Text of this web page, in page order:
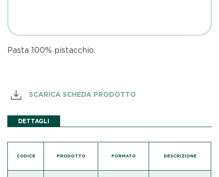
Pasta 100% pistacchio.
SCARICA SCHEDA PRODOTTO
DETTAGLI
CODICE PRODOTTO FORMATO DESCRIZIONE